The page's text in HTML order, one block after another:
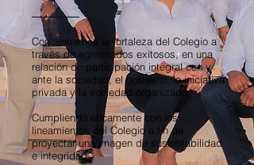
Concentramos la fortaleza del Colegio a
través de agremiados exitosos, en una
relación de participación integral con y
ante la sociedad, el gobierno, la iniciativa
privada y la sociedad organizada.
Cumpliendo éticamente con los
lineamientos del Colegio a fin de
proyectar una imagen de sustentabilidad
e integridad.